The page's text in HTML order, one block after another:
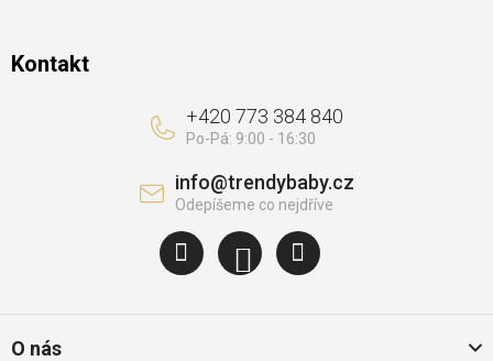
Kontakt
info@trendybaby.cz
+420 773 384 840
O nás